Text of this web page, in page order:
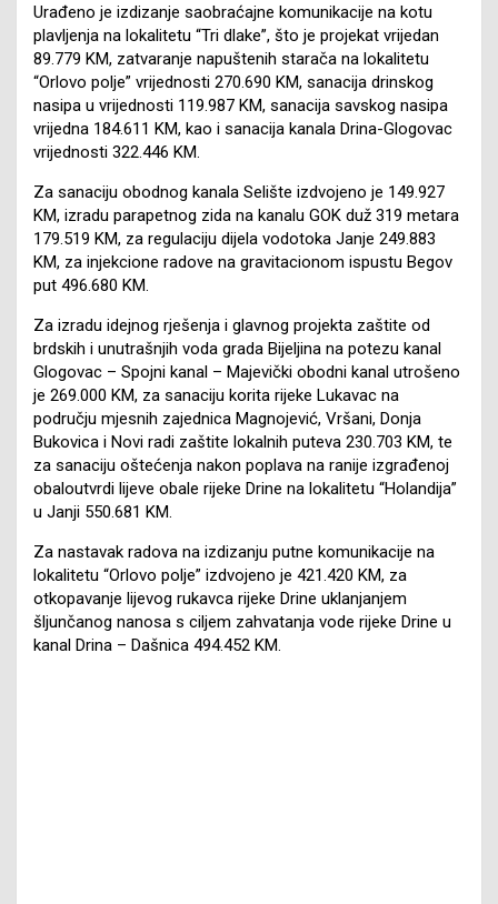
Urađeno je izdizanje saobraćajne komunikacije na kotu
plavljenja na lokalitetu “Tri dlake”, što je projekat vrijedan
89.779 KM, zatvaranje napuštenih starača na lokalitetu
“Orlovo polje” vrijednosti 270.690 KM, sanacija drinskog
nasipa u vrijednosti 119.987 KM, sanacija savskog nasipa
vrijedna 184.611 KM, kao i sanacija kanala Drina-Glogovac
vrijednosti 322.446 KM.
Za sanaciju obodnog kanala Selište izdvojeno je 149.927
KM, izradu parapetnog zida na kanalu GOK duž 319 metara
179.519 KM, za regulaciju dijela vodotoka Janje 249.883
KM, za injekcione radove na gravitacionom ispustu Begov
put 496.680 KM.
Za izradu idejnog rješenja i glavnog projekta zaštite od
brdskih i unutrašnjih voda grada Bijeljina na potezu kanal
Glogovac – Spojni kanal – Majevički obodni kanal utrošeno
je 269.000 KM, za sanaciju korita rijeke Lukavac na
području mjesnih zajednica Magnojević, Vršani, Donja
Bukovica i Novi radi zaštite lokalnih puteva 230.703 KM, te
za sanaciju oštećenja nakon poplava na ranije izgrađenoj
obaloutvrdi lijeve obale rijeke Drine na lokalitetu “Holandija”
u Janji 550.681 KM.
Za nastavak radova na izdizanju putne komunikacije na
lokalitetu “Orlovo polje” izdvojeno je 421.420 KM, za
otkopavanje lijevog rukavca rijeke Drine uklanjanjem
šljunčanog nanosa s ciljem zahvatanja vode rijeke Drine u
kanal Drina – Dašnica 494.452 KM.